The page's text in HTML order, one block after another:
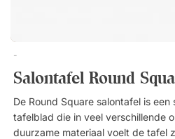
-
Salontafel Round
De Round Square salontafel is
tafelblad die in veel verschillende
duurzame materiaal voelt de tafel